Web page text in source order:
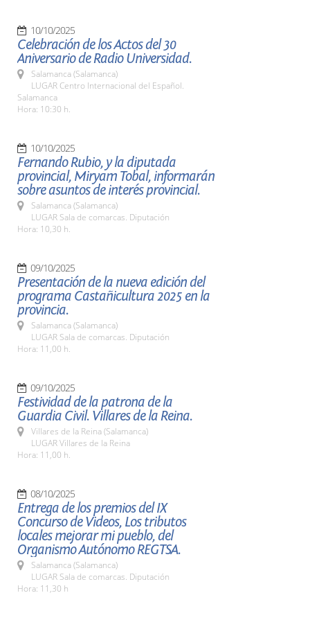
10/10/2025
Celebración de los Actos del 30
Aniversario de Radio Universidad.
Salamanca (Salamanca)
LUGAR Centro Internacional del Español.
Salamanca
Hora: 10:30 h.
10/10/2025
Fernando Rubio, y la diputada
provincial, Miryam Tobal, informarán
sobre asuntos de interés provincial.
Salamanca (Salamanca)
LUGAR Sala de comarcas. Diputación
Hora: 10,30 h.
09/10/2025
Presentación de la nueva edición del
programa Castañicultura 2025 en la
provincia.
Salamanca (Salamanca)
LUGAR Sala de comarcas. Diputación
Hora: 11,00 h.
09/10/2025
Festividad de la patrona de la
Guardia Civil. Villares de la Reina.
Villares de la Reina (Salamanca)
LUGAR Villares de la Reina
Hora: 11,00 h.
08/10/2025
Entrega de los premios del IX
Concurso de Videos, Los tributos
locales mejorar mi pueblo, del
Organismo Autónomo REGTSA.
Salamanca (Salamanca)
LUGAR Sala de comarcas. Diputación
Hora: 11,30 h